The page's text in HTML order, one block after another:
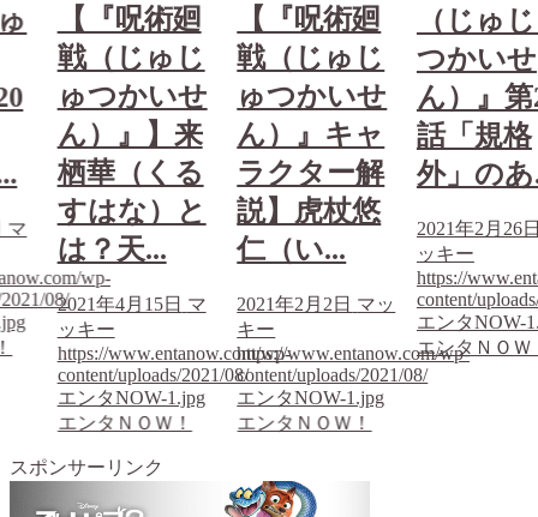
マ
wp-
08/
【『呪術廻
戦（じゅじ
ゅつかいせ
ん）』】来
栖華（くる
すはな）と
は？天...
2021年4月15日 マ
ッキー
https://www.entanow.com/wp-
content/uploads/2021/08/
エンタNOW-1.jpg
エンタＮＯＷ！
【『呪術廻
戦（じゅじ
ゅつかいせ
ん）』キャ
ラクター解
説】虎杖悠
仁（い...
2021年2月2日 マッ
キー
https://www.entanow.com/wp-
content/uploads/2021/08/
エンタNOW-1.jpg
エンタＮＯＷ！
（じゅ
つかいせ
ん）』第
話「規格
外」のあ
2021年2月26
ッキー
https://
content/
エンタNOW-
エンタＮＯＷ
スポンサーリンク